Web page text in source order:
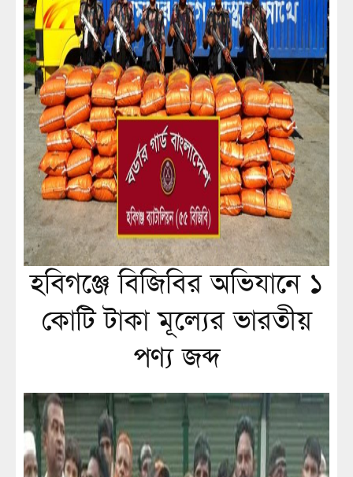
হবিগঞ্জে বিজিবির অভিযানে ১
কোটি টাকা মূল্যের ভারতীয়
পণ্য জব্দ